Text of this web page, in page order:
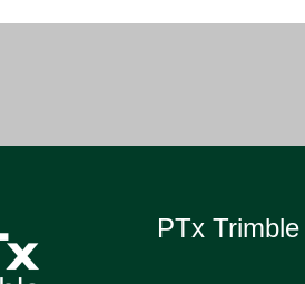
PTx